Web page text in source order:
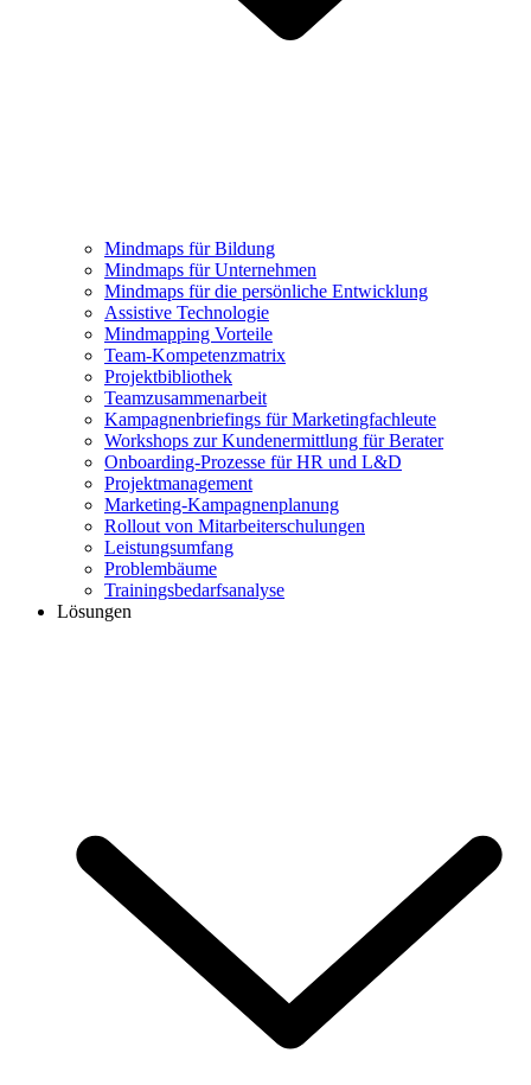
Mindmaps für Bildung
Mindmaps für Unternehmen
Mindmaps für die persönliche Entwicklung
Assistive Technologie
Mindmapping Vorteile
Team-Kompetenzmatrix
Projektbibliothek
Teamzusammenarbeit
Kampagnenbriefings für Marketingfachleute
Workshops zur Kundenermittlung für Berater
Onboarding-Prozesse für HR und L&D
Projektmanagement
Marketing-Kampagnenplanung
Rollout von Mitarbeiterschulungen
Leistungsumfang
Problembäume
Trainingsbedarfsanalyse
Lösungen